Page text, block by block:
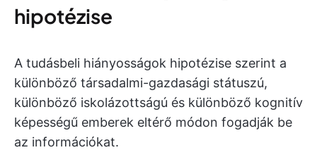
hipotézise
A tudásbeli hiányosságok hipotézise szerint a
különböző társadalmi-gazdasági státuszú,
különböző iskolázottságú és különböző kognitív
képességű emberek eltérő módon fogadják be
az információkat.